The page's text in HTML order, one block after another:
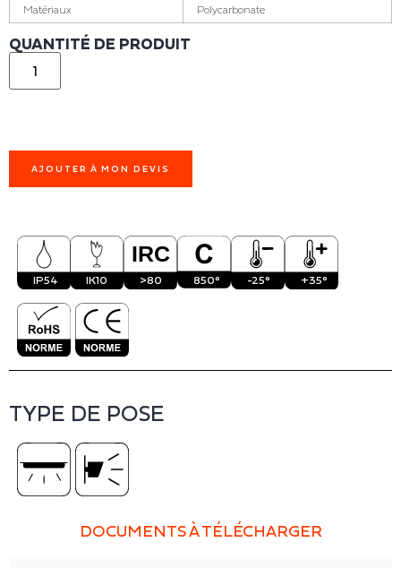
Matériaux Polycarbonate
QUANTITÉ DE PRODUIT
AJOUTER À MON DEVIS
IP54 IK10 >80 850° -25° +35°
TYPE DE POSE
DOCUMENTS À TÉLÉCHARGER